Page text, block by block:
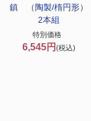
鎮 （陶製/楕円形）
2本組
特別価格
6,545円 (税込)